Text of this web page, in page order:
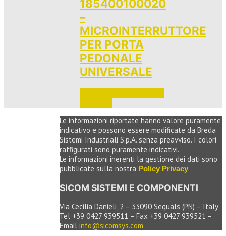
185400100020
–
MICROINTERRUTTORE
PER PORTA
PEDONALE
UNIVERSALE
Le informazioni riportate hanno valore puramente
indicativo e possono essere modificate da Breda
Sistemi Industriali S.p.A. senza preavviso. I colori
raffigurati sono puramente indicativi.
Le informazioni inerenti la gestione dei dati sono
pubblicate sulla nostra Policy Privacy.
SICOM SISTEMI E COMPONENTI
Via Cecilia Danieli, 2 – 33090 Sequals (PN) – Italy
Tel +39 0427 939511 – Fax +39 0427 939521 –
Email info@sicomsys.com